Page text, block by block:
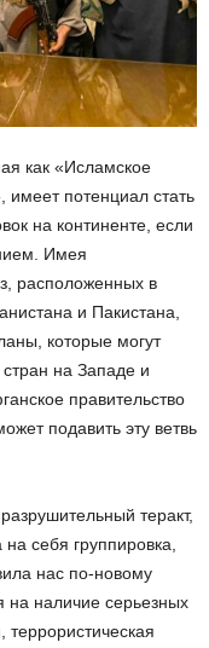
как «Исламское
имеет потенциал стать
на континенте, если
Имея
расположенных в
и Пакистана,
которые могут
стран на Западе и
правительство
подавить эту ветвь
теракт,
себя группировка,
нас по-новому
на наличие серьезных